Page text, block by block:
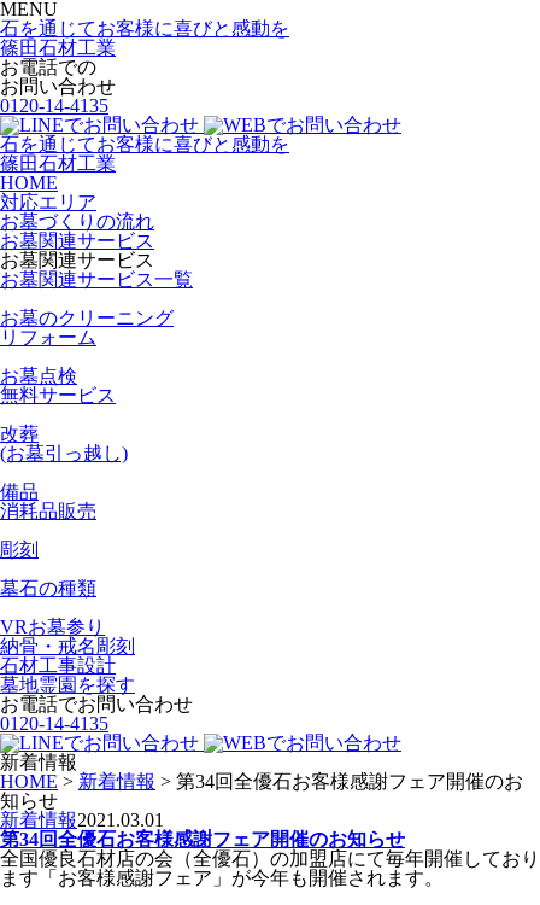
MENU
石を通じてお客様に喜びと感動を
篠田石材工業
お電話での
お問い合わせ
0120-14-4135
石を通じてお客様に喜びと感動を
篠田石材工業
HOME
対応エリア
お墓づくりの流れ
お墓関連サービス
お墓関連サービス
お墓関連サービス一覧
お墓のクリーニング
リフォーム
お墓点検
無料サービス
改葬
(お墓引っ越し)
備品
消耗品販売
彫刻
墓石の種類
VRお墓参り
納骨・戒名彫刻
石材工事設計
墓地霊園を探す
お電話でお問い合わせ
0120-14-4135
新着情報
HOME > 新着情報 > 第34回全優石お客様感謝フェア開催のお
知らせ
新着情報2021.03.01
第34回全優石お客様感謝フェア開催のお知らせ
全国優良石材店の会（全優石）の加盟店にて毎年開催しており
ます「お客様感謝フェア」が今年も開催されます。